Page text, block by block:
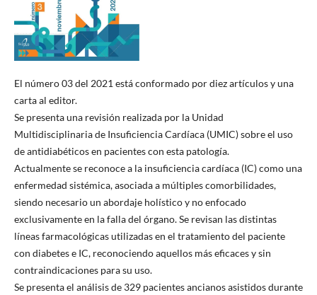
El número 03 del 2021 está conformado por diez artículos y una
carta al editor.
Se presenta una revisión realizada por la Unidad
Multidisciplinaria de Insuficiencia Cardíaca (UMIC) sobre el uso
de antidiabéticos en pacientes con esta patología.
Actualmente se reconoce a la insuficiencia cardíaca (IC) como una
enfermedad sistémica, asociada a múltiples comorbilidades,
siendo necesario un abordaje holístico y no enfocado
exclusivamente en la falla del órgano. Se revisan las distintas
líneas farmacológicas utilizadas en el tratamiento del paciente
con diabetes e IC, reconociendo aquellos más eficaces y sin
contraindicaciones para su uso.
Se presenta el análisis de 329 pacientes ancianos asistidos durante